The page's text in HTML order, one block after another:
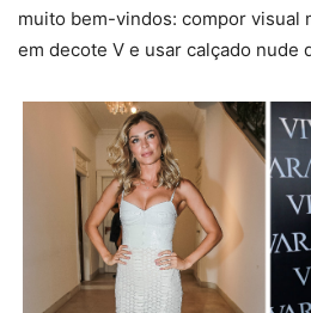
muito bem-vindos: compor visual
em decote V e usar calçado nude